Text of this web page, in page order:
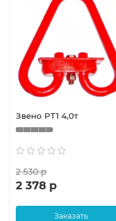
Звено РТ1 4,0т
2 530 р
2 378 р
Заказать